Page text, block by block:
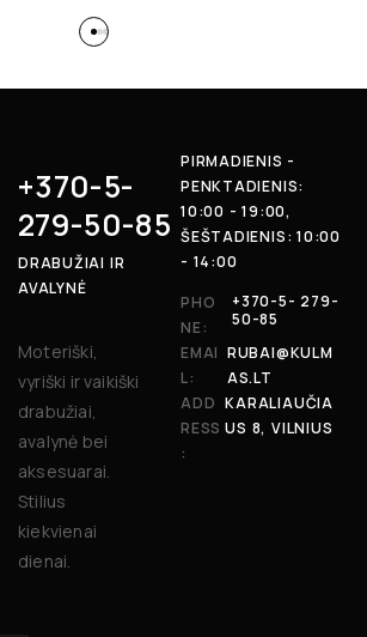
+370-5-
279-50-85
DRABUŽIAI IR
AVALYNĖ
Moteriški,
vyriški ir vaikiški
drabužiai,
avalynė bei
aksesuarai.
Stilius
kiekvienai
dienai.
PIRMADIENIS -
PENKTADIENIS:
10:00 - 19:00,
ŠEŠTADIENIS: 10:00
- 14:00
PHO
NE:
+370-5- 279-
50-85
EMAI
L:
RUBAI@KULM
AS.LT
ADD
RESS
:
KARALIAUČIA
US 8, VILNIUS